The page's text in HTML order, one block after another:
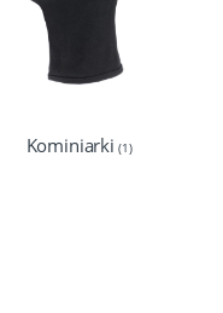
Kominiarki (1)